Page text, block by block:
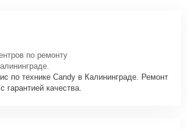
по ремонту
по технике Candy в Калининграде. Ремонт
качества.